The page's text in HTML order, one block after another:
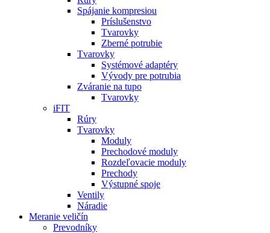
Spájanie kompresiou
Príslušenstvo
Tvarovky
Zberné potrubie
Tvarovky
Systémové adaptéry
Vývody pre potrubia
Zváranie na tupo
Tvarovky
iFIT
Rúry
Tvarovky
Moduly
Prechodové moduly
Rozdeľovacie moduly
Prechody
Výstupné spoje
Ventily
Náradie
Meranie veličín
Prevodníky